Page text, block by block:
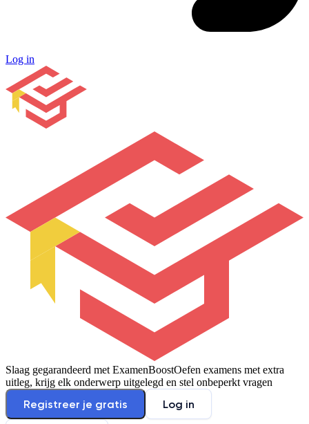
Log in
Slaag gegarandeerd met ExamenBoostOefen examens met extra
uitleg, krijg elk onderwerp uitgelegd en stel onbeperkt vragen
Registreer je gratis Log in